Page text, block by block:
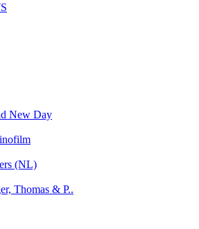
New Day
(NL)
Thomas & P..